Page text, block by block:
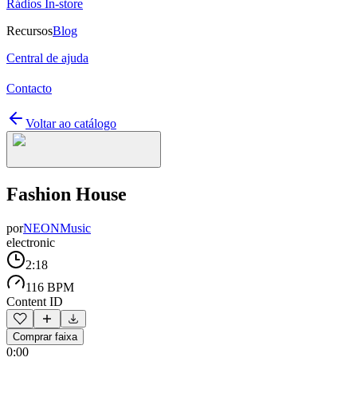
Rádios In-store
RecursosBlog
Central de ajuda
Contacto
Voltar ao catálogo
Fashion House
porNEONMusic
electronic
2:18
116 BPM
Content ID
Comprar faixa
0:00